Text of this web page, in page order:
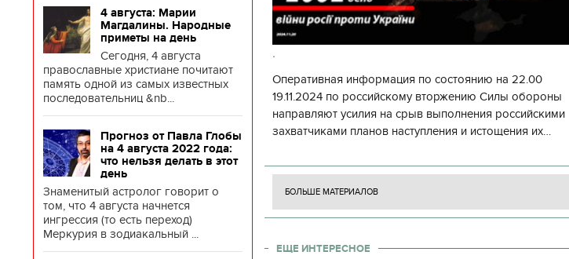
4 августа: Марии
Магдалины. Народные
приметы на день
Сегодня, 4 августа
православные христиане почитают
память одной из самых известных
последовательниц &nb...
Прогноз от Павла Глобы
на 4 августа 2022 года:
что нельзя делать в этот
день
Знаменитый астролог говорит о
том, что 4 августа начнется
ингрессия (то есть переход)
Меркурия в зодиакальный ...
.
Оперативная информация по состоянию на 22.00
19.11.2024 по российскому вторжению Силы обороны
направляют усилия на срыв выполнения российскими
захватчиками планов наступления и истощения их
боевых ст
БОЛЬШЕ МАТЕРИАЛОВ
ЕЩЕ ИНТЕРЕСНОЕ